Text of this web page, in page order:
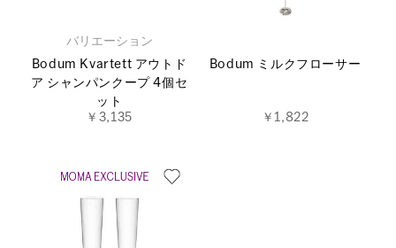
バリエーション
Bodum Kvartett アウトド
ア シャンパンクープ 4個セ
ット
￥3,135
Bodum ミルクフローサー
￥1,822